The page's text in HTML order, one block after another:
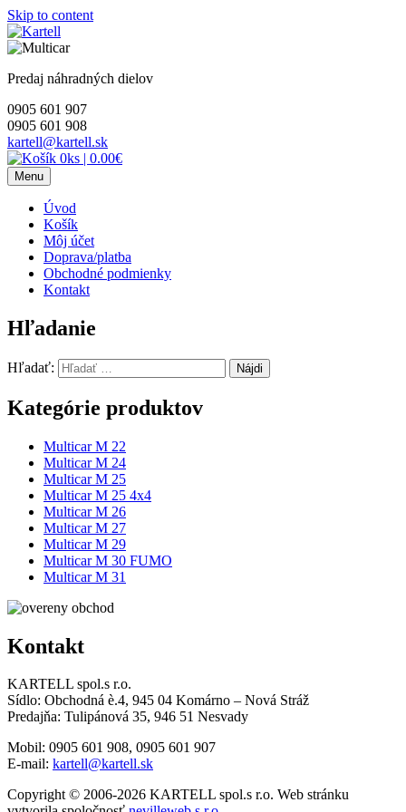
Skip to content
Predaj náhradných dielov
0905 601 907
0905 601 908
kartell@kartell.sk
0ks | 0.00€
Menu
Úvod
Košík
Môj účet
Doprava/platba
Obchodné podmienky
Kontakt
Hľadanie
Hľadať:
Kategórie produktov
Multicar M 22
Multicar M 24
Multicar M 25
Multicar M 25 4x4
Multicar M 26
Multicar M 27
Multicar M 29
Multicar M 30 FUMO
Multicar M 31
Kontakt
KARTELL spol.s r.o.
Sídlo: Obchodná è.4, 945 04 Komárno – Nová Stráž
Predajňa: Tulipánová 35, 946 51 Nesvady
Mobil: 0905 601 908, 0905 601 907
E-mail: kartell@kartell.sk
Copyright © 2006-2026 KARTELL spol.s r.o. Web stránku